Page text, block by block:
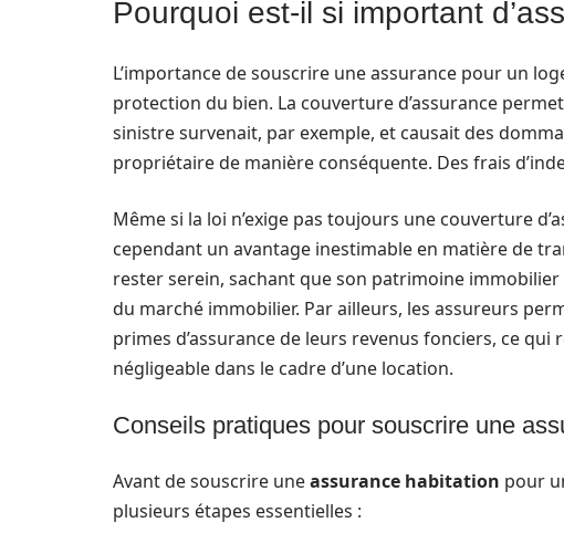
Pourquoi est-il si important
L’importance de souscrire une assurance pour un
protection du bien. La couverture d’assurance
sinistre survenait, par exemple, et causait des
propriétaire de manière conséquente. Des frais
Même si la loi n’exige pas toujours une couverture
cependant un avantage inestimable en matière de
rester serein, sachant que son patrimoine
du marché immobilier. Par ailleurs, les assureurs
primes d’assurance de leurs revenus fonciers, ce
négligeable dans le cadre d’une location.
Conseils pratiques pour souscrire une
Avant de souscrire uneassurance habitation pour
plusieurs étapes essentielles :